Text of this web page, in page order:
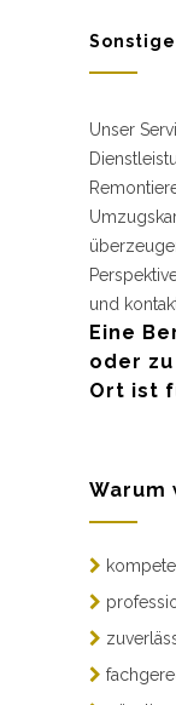
Unser
und
Eine
oder
Ort ist
Warum